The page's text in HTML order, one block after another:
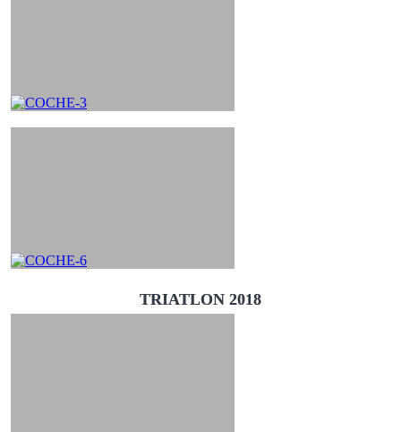
TRIATLON 2018